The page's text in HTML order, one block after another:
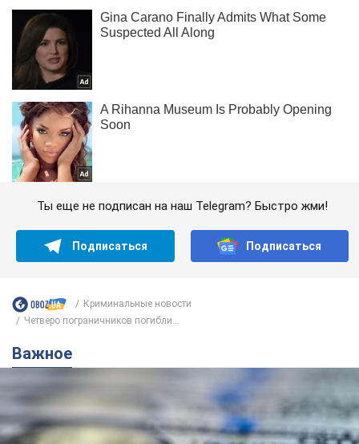
Ты еще не подписан на наш Telegram? Быстро жми!
Подписаться Подписаться
Криминальные новости
Четверо пограничников погибли...
Важное